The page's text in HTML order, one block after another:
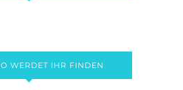
WERDET IHR FINDEN